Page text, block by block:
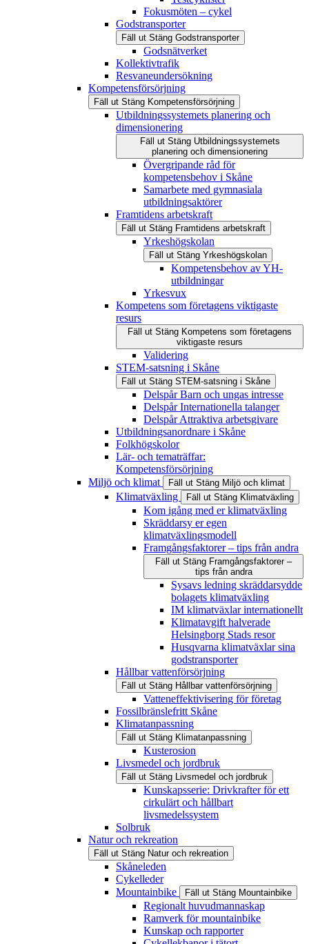
Fokusmöten – cykel
Godstransporter
Fäll ut Stäng Godstransporter
Godsnätverket
Kollektivtrafik
Resvaneundersökning
Kompetensförsörjning
Fäll ut Stäng Kompetensförsörjning
Utbildningssystemets planering och
dimensionering
Fäll ut Stäng Utbildningssystemets
planering och dimensionering
Övergripande råd för
kompetensbehov i Skåne
Samarbete med gymnasiala
utbildningsaktörer
Framtidens arbetskraft
Fäll ut Stäng Framtidens arbetskraft
Yrkeshögskolan
Fäll ut Stäng Yrkeshögskolan
Kompetensbehov av YH-
utbildningar
Yrkesvux
Kompetens som företagens viktigaste
resurs
Fäll ut Stäng Kompetens som företagens
viktigaste resurs
Validering
STEM-satsning i Skåne
Fäll ut Stäng STEM-satsning i Skåne
Delspår Barn och ungas intresse
Delspår Internationella talanger
Delspår Attraktiva arbetsgivare
Utbildningsanordnare i Skåne
Folkhögskolor
Lär- och tematräffar:
Kompetensförsörjning
Miljö och klimat
Fäll ut Stäng Miljö och klimat
Klimatväxling Fäll ut Stäng Klimatväxling
Kom igång med er klimatväxling
Skräddarsy er egen
klimatväxlingsmodell
Framgångsfaktorer – tips från andra
Fäll ut Stäng Framgångsfaktorer –
tips från andra
Sysavs ledning skräddarsydde
bolagets klimatväxling
IM klimatväxlar internationellt
Klimatavgift halverade
Helsingborg Stads resor
Husqvarna klimatväxlar sina
godstransporter
Hållbar vattenförsörjning
Fäll ut Stäng Hållbar vattenförsörjning
Vatteneffektivisering för företag
Fossilbränslefritt Skåne
Klimatanpassning
Fäll ut Stäng Klimatanpassning
Kusterosion
Livsmedel och jordbruk
Fäll ut Stäng Livsmedel och jordbruk
Kunskapsserie: Drivkrafter för ett
cirkulärt och hållbart
livsmedelssystem
Solbruk
Natur och rekreation
Fäll ut Stäng Natur och rekreation
Skåneleden
Cykelleder
Mountainbike
Fäll ut Stäng Mountainbike
Regionalt huvudmannaskap
Ramverk för mountainbike
Kunskap och rapporter